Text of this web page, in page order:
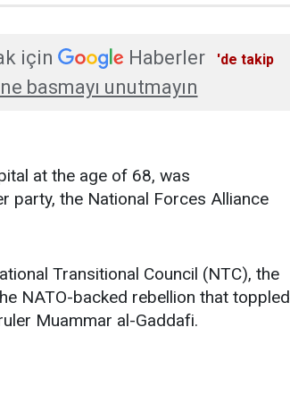
için Haberler
'de takip
basmayı unutmayın
at the age of 68, was
party, the National Forces Alliance
Transitional Council (NTC), the
NATO-backed rebellion that toppled
Muammar al-Gaddafi.